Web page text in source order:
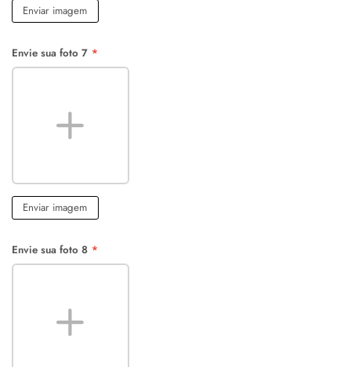
Enviar imagem
Envie sua foto 7 *
Enviar imagem
Envie sua foto 8 *